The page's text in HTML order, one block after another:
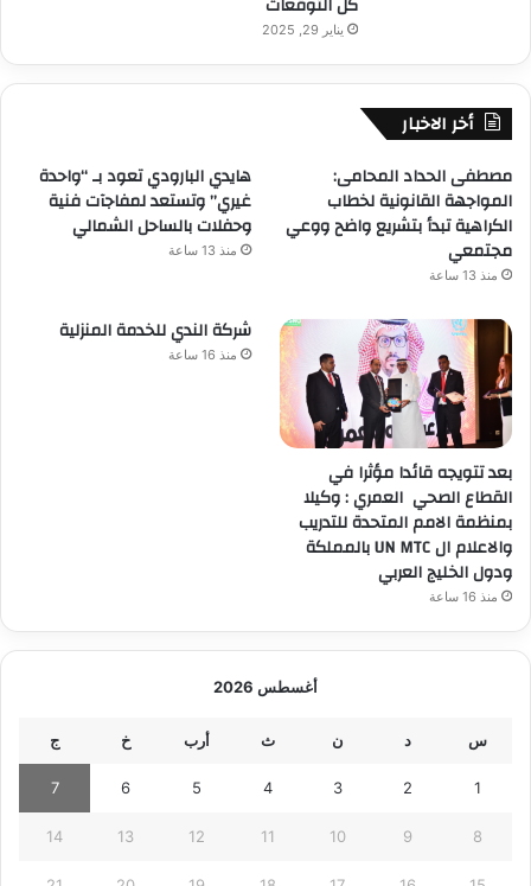
يناير 29, 2025
أخر الاخبار
مصطفى الحداد المحامى:
المواجهة القانونية لخطاب
الكراهية تبدأ بتشريع واضح ووعي
مجتمعي
منذ 13 ساعة
هايدي البارودي تعود بـ “واحدة
غيري” وتستعد لمفاجآت فنية
وحفلات بالساحل الشمالي
منذ 13 ساعة
بعد تتويجه قائدا مؤثرا في
القطاع الصحي العمري : وكيلا
بمنظمة الامم المتحدة للتدريب
والاعلام ال UN MTC بالمملكة
ودول الخليج العربي
منذ 16 ساعة
شركة الندي للخدمة المنزلية
منذ 16 ساعة
أغسطس 2026
س د ن ث أرب خ ج
1
2
3
4
5
6
7
8
9
10
11
12
13
14